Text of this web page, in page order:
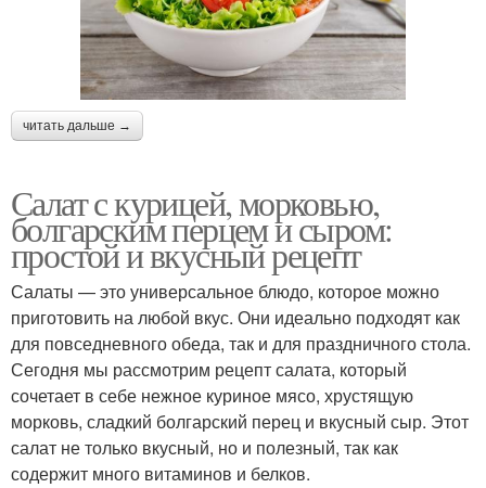
читать дальше →
Салат с курицей, морковью,
болгарским перцем и сыром:
простой и вкусный рецепт
Салаты — это универсальное блюдо, которое можно
приготовить на любой вкус. Они идеально подходят как
для повседневного обеда, так и для праздничного стола.
Сегодня мы рассмотрим рецепт салата, который
сочетает в себе нежное куриное мясо, хрустящую
морковь, сладкий болгарский перец и вкусный сыр. Этот
салат не только вкусный, но и полезный, так как
содержит много витаминов и белков.